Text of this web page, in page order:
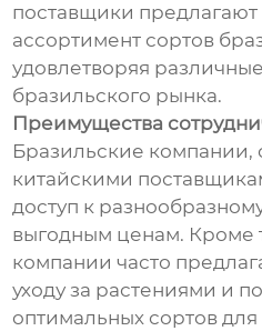
поставщики
ассортимент сортов
удовлетворяя
бразильского рынка.
Преимущества
Бразильские
китайскими
доступ к
выгодным ценам. Кроме
компании часто
уходу за растениями и
оптимальных сортов